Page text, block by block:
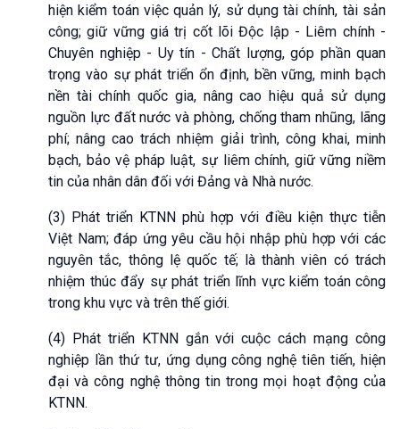
hiện kiểm toán việc quản lý, sử dụng tài chính, tài sản
công; giữ vững giá trị cốt lõi Độc lập - Liêm chính -
Chuyên nghiệp - Uy tín - Chất lượng, góp phần quan
trọng vào sự phát triển ổn định, bền vững, minh bạch
nền tài chính quốc gia, nâng cao hiệu quả sử dụng
nguồn lực đất nước và phòng, chống tham nhũng, lãng
phí; nâng cao trách nhiệm giải trình, công khai, minh
bạch, bảo vệ pháp luật, sự liêm chính, giữ vững niềm
tin của nhân dân đối với Đảng và Nhà nước.
(3) Phát triển KTNN phù hợp với điều kiện thực tiễn
Việt Nam; đáp ứng yêu cầu hội nhập phù hợp với các
nguyên tắc, thông lệ quốc tế; là thành viên có trách
nhiệm thúc đẩy sự phát triển lĩnh vực kiểm toán công
trong khu vực và trên thế giới.
(4) Phát triển KTNN gắn với cuộc cách mạng công
nghiệp lần thứ tư, ứng dụng công nghệ tiên tiến, hiện
đại và công nghệ thông tin trong mọi hoạt động của
KTNN.